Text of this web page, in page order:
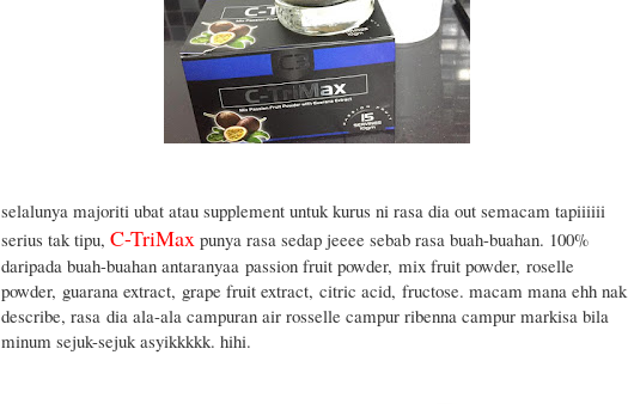
selalunya majoriti ubat atau supplement untuk kurus ni rasa dia out semacam tapiiiiii
serius tak tipu, C-TriMax punya rasa sedap jeeee sebab rasa buah-buahan. 100%
daripada buah-buahan antaranyaa passion fruit powder, mix fruit powder, roselle
powder, guarana extract, grape fruit extract, citric acid, fructose. macam mana ehh nak
describe, rasa dia ala-ala campuran air rosselle campur ribenna campur markisa bila
minum sejuk-sejuk asyikkkkk. hihi.